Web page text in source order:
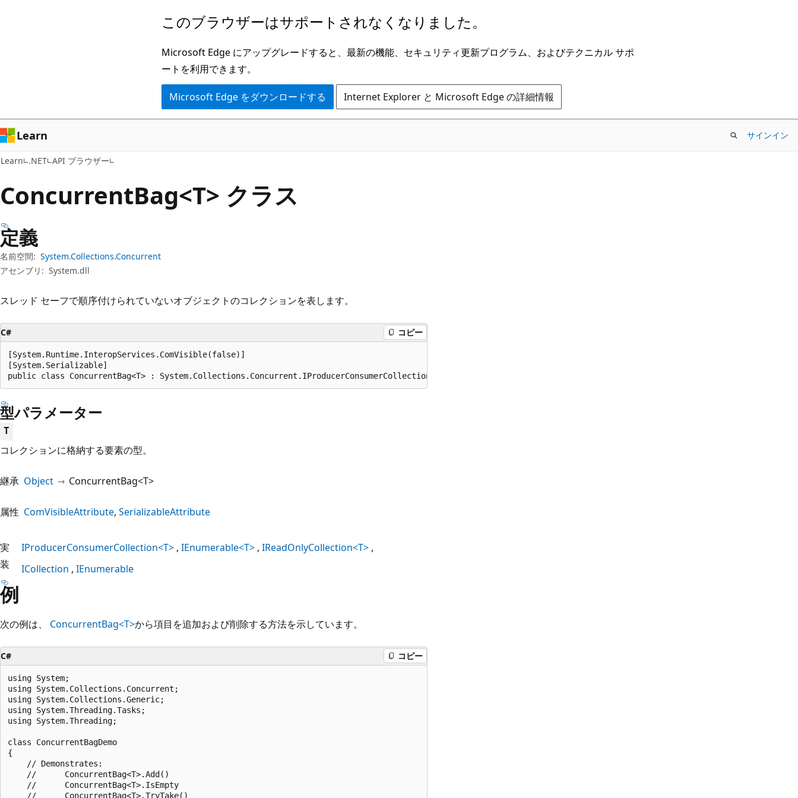
ン
ツ
に
ス
ッ
ゲ
ー
シ
ョ
に
キ
ッ
プ
このブラウザーはサポートされなくなりました。
Microsoft Edge にアップグレードすると、最新の機能、セキュリティ更新プログラム、およびテクニカル サポ
ートを利用できます。
Microsoft Edge をダウンロードする Internet Explorer と Microsoft Edge の詳細情報
Learn サインイン
Learn .NET API ブラウザー
ConcurrentBag<T> クラス
定義
名前空間: System.Collections.Concurrent
アセンブリ: System.dll
スレッド セーフで順序付けられていないオブジェクトのコレクションを表します。
C# コピー
[System.Runtime.InteropServices.ComVisible(false)]
[System.Serializable]
public class ConcurrentBag<T> : System.Collections.Concurrent.IProducerConsumerCollection<T>, System.Collections.Generic.IEnumerable<T>,
型パラメーター
T
コレクションに格納する要素の型。
継承 Object ConcurrentBag<T>
属性 ComVisibleAttribute SerializableAttribute
実
装
IProducerConsumerCollection<T> IEnumerable<T> IReadOnlyCollection<T>
ICollection IEnumerable
例
次の例は、 ConcurrentBag<T>から項目を追加および削除する方法を示しています。
C# コピー
using System;
using System.Collections.Concurrent;
using System.Collections.Generic;
using System.Threading.Tasks;
using System.Threading;
class ConcurrentBagDemo
{
    // Demonstrates:
    //      ConcurrentBag<T>.Add()
    //      ConcurrentBag<T>.IsEmpty
    //      ConcurrentBag<T>.TryTake()